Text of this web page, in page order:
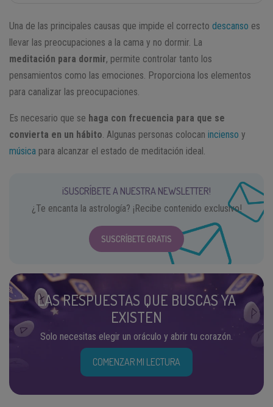
Una de las principales causas que impide el correcto descanso es
llevar las preocupaciones a la cama y no dormir. La
meditación para dormir, permite controlar tanto los
pensamientos como las emociones. Proporciona los elementos
para canalizar las preocupaciones.
Es necesario que se haga con frecuencia para que se
convierta en un hábito . Algunas personas colocan incienso y
música para alcanzar el estado de meditación ideal.
¡SUSCRÍBETE A NUESTRA NEWSLETTER!
¿Te encanta la astrología? ¡Recibe contenido exclusivo!
SUSCRÍBETE GRATIS
LAS RESPUESTAS QUE BUSCAS YA
EXISTEN
Solo necesitas elegir un oráculo y abrir tu corazón.
COMENZAR MI LECTURA